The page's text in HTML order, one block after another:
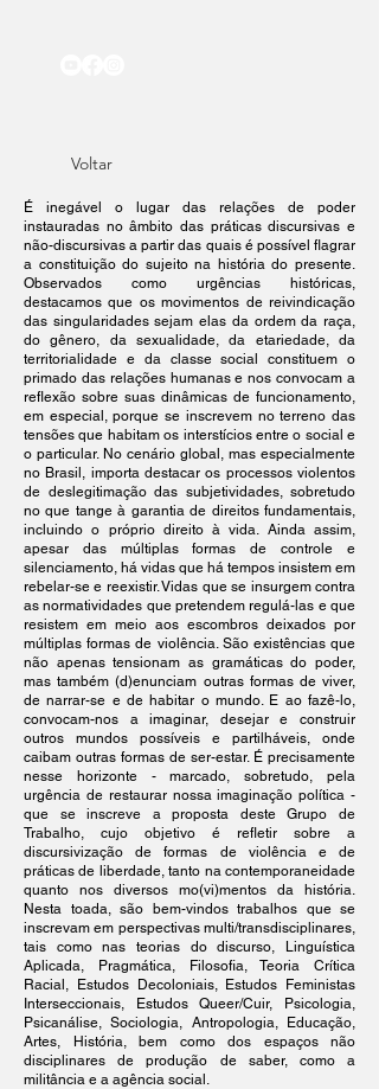
Voltar
É inegável o lugar das relações de poder
instauradas no âmbito das práticas discursivas e
não-discursivas a partir das quais é possível flagrar
a constituição do sujeito na história do presente.
Observados como urgências históricas,
destacamos que os movimentos de reivindicação
das singularidades sejam elas da ordem da raça,
do gênero, da sexualidade, da etariedade, da
territorialidade e da classe social constituem o
primado das relações humanas e nos convocam a
reflexão sobre suas dinâmicas de funcionamento,
em especial, porque se inscrevem no terreno das
tensões que habitam os interstícios entre o social e
o particular. No cenário global, mas especialmente
no Brasil, importa destacar os processos violentos
de deslegitimação das subjetividades, sobretudo
no que tange à garantia de direitos fundamentais,
incluindo o próprio direito à vida. Ainda assim,
apesar das múltiplas formas de controle e
silenciamento, há vidas que há tempos insistem em
rebelar-se e reexistir. Vidas que se insurgem contra
as normatividades que pretendem regulá-las e que
resistem em meio aos escombros deixados por
múltiplas formas de violência. São existências que
não apenas tensionam as gramáticas do poder,
mas também (d)enunciam outras formas de viver,
de narrar-se e de habitar o mundo. E ao fazê-lo,
convocam-nos a imaginar, desejar e construir
outros mundos possíveis e partilháveis, onde
caibam outras formas de ser-estar. É precisamente
nesse horizonte - marcado, sobretudo, pela
urgência de restaurar nossa imaginação política -
que se inscreve a proposta deste Grupo de
Trabalho, cujo objetivo é refletir sobre a
discursivização de formas de violência e de
práticas de liberdade, tanto na contemporaneidade
quanto nos diversos mo(vi)mentos da história.
Nesta toada, são bem-vindos trabalhos que se
inscrevam em perspectivas multi/transdisciplinares,
tais como nas teorias do discurso, Linguística
Aplicada, Pragmática, Filosofia, Teoria Crítica
Racial, Estudos Decoloniais, Estudos Feministas
Interseccionais, Estudos Queer/Cuir, Psicologia,
Psicanálise, Sociologia, Antropologia, Educação,
Artes, História, bem como dos espaços não
disciplinares de produção de saber, como a
militância e a agência social.